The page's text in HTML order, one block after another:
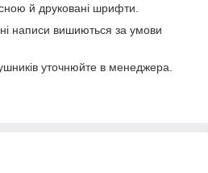
й друковані шрифти.
написи вишиються за умови
уточнюйте в менеджера.